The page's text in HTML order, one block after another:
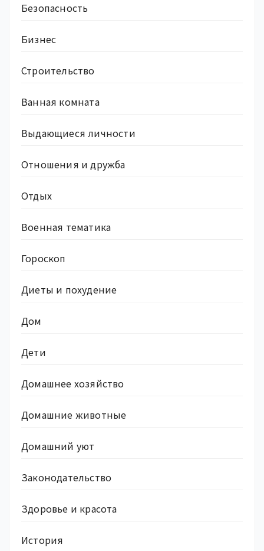
Безопасность
Бизнес
Строительство
Ванная комната
Выдающиеся личности
Отношения и дружба
Отдых
Военная тематика
Гороскоп
Диеты и похудение
Дом
Дети
Домашнее хозяйство
Домашние животные
Домашний уют
Законодательство
Здоровье и красота
История